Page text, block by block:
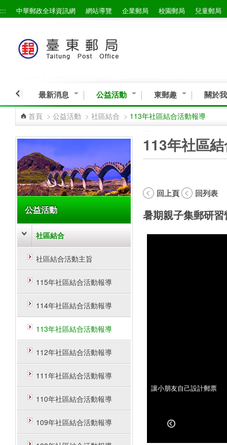
跳到主要內容區塊
::: 中華郵政全球資訊網 網站導覽 企業郵局 校園郵局 兒童郵局
最新消息 公益活動 東郵趣 關於
首頁 > 公益活動 > 社區結合 > 113年社區結合活動報導
公益活動
社區結合
社區結合活動主旨
115年社區結合活動報導
114年社區結合活動報導
113年社區結合活動報導
112年社區結合活動報導
111年社區結合活動報導
110年社區結合活動報導
109年社區結合活動報導
113年社區
回上頁 回列表
暑期親子集郵研習
暑期親子集郵研習營
讓小朋友自己設計郵票